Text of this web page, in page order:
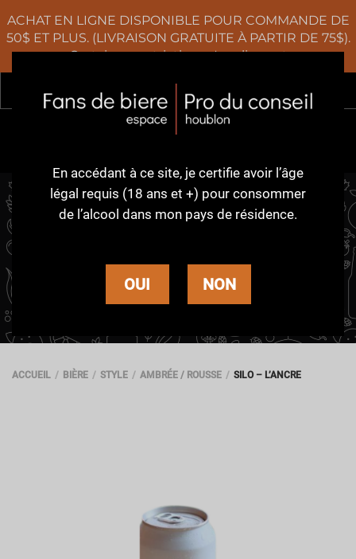
ACHAT EN LIGNE DISPONIBLE POUR COMMANDE DE
50$ ET PLUS. (LIVRAISON GRATUITE À PARTIR DE 75$).
Certaines restrictions s'appliquent
0
ROUSSE
ACCUEIL BIÈRE STYLE AMBRÉE / ROUSSE SILO – L’ANCRE
En accédant à ce site, je certifie avoir l’âge
légal requis (18 ans et +) pour consommer
de l’alcool dans mon pays de résidence.
OUI NON